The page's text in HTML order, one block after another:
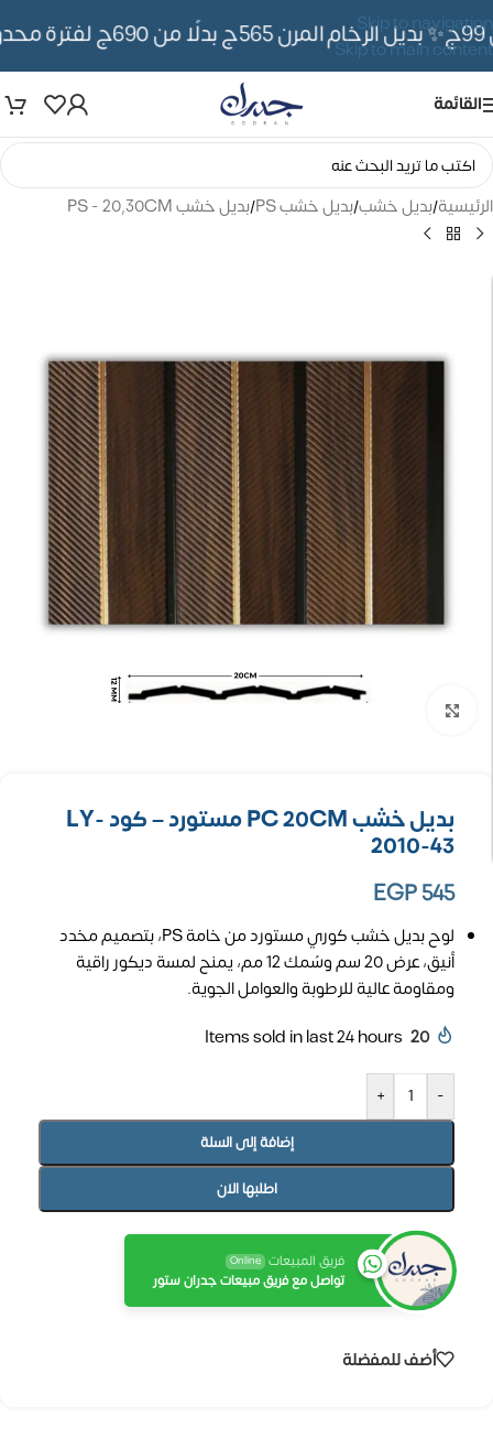
Skip to navigation
Skip to main content
✨ بديل الرخام المرن 565ج بدلًا من 690ج لفترة محدوده
القائمة
الرئيسية/بديل خشب/بديل خشب PS /بديل خشب PS - 20,30CM
تكبير الصورة
بديل خشب PC 20CM مستورد – كود LY-
2010-43
EGP545
لوح بديل خشب كوري مستورد من خامة PS، بتصميم مخدد
أنيق، عرض 20 سم وسُمك 12 مم، يمنح لمسة ديكور راقية
ومقاومة عالية للرطوبة والعوامل الجوية.
20
Items sold in last 24 hours
-
+
إضافة إلى السلة
اطلبها الان
فريق المبيعات Online
تواصل مع فريق مبيعات جدران ستور
أضف للمفضلة